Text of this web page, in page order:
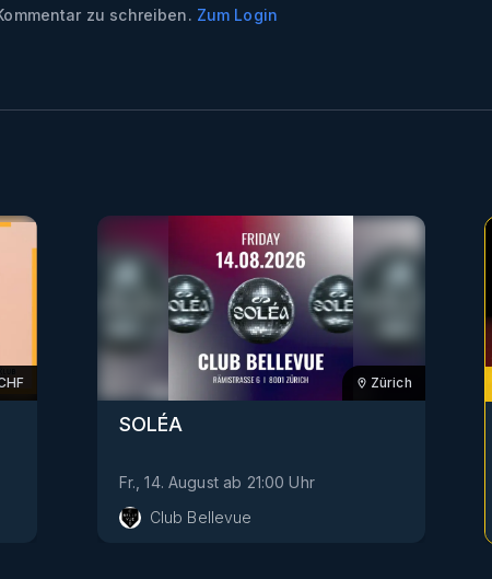
zu schreiben. Zum Login
Zürich
SOLÉA
Fr., 14. August ab 21:00 Uhr
Club Bellevue